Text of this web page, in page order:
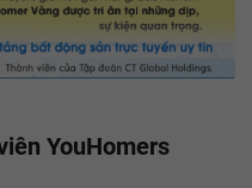
YouHomers